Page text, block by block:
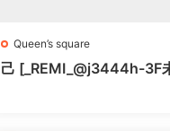
Queen’s square
己 [_REMI_@j3444h-3F